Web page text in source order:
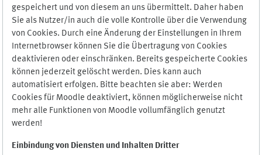
gespeichert und von diesem an uns übermittelt. Daher haben
Sie als Nutzer/in auch die volle Kontrolle über die Verwendung
von Cookies. Durch eine Änderung der Einstellungen in Ihrem
Internetbrowser können Sie die Übertragung von Cookies
deaktivieren oder einschränken. Bereits gespeicherte Cookies
können jederzeit gelöscht werden. Dies kann auch
automatisiert erfolgen. Bitte beachten sie aber: Werden
Cookies für Moodle deaktiviert, können möglicherweise nicht
mehr alle Funktionen von Moodle vollumfänglich genutzt
werden!
Einbindung von Diensten und Inhalten Dritter